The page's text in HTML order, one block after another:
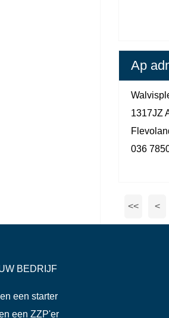
Ap
1317JZ
036
<< <
BEDRIJF
een starter
een ZZP'er